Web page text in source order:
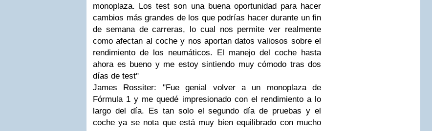
monoplaza. Los test son una buena oportunidad para hacer
cambios más grandes de los que podrías hacer durante un fin
de semana de carreras, lo cual nos permite ver realmente
como afectan al coche y nos aportan datos valiosos sobre el
rendimiento de los neumáticos. El manejo del coche hasta
ahora es bueno y me estoy sintiendo muy cómodo tras dos
días de test"
James Rossiter: "Fue genial volver a un monoplaza de
Fórmula 1 y me quedé impresionado con el rendimiento a lo
largo del día. Es tan solo el segundo día de pruebas y el
coche ya se nota que está muy bien equilibrado con mucho